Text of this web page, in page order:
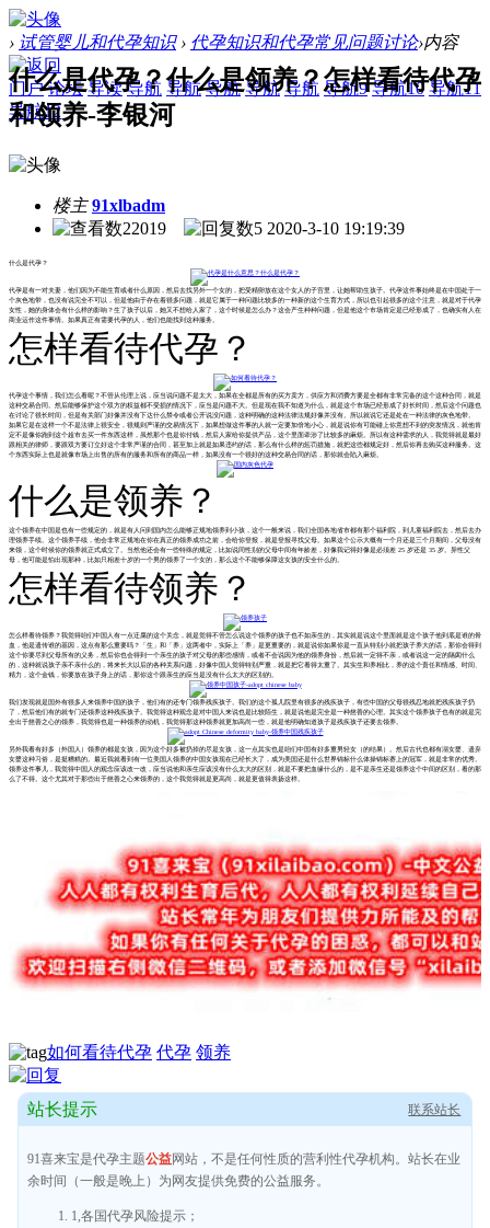
› 试管婴儿和代孕知识 › 代孕知识和代孕常见问题讨论›内容
门户 论坛 导读 导航 导航 导航 导航 导航 导航9 导航10 导航11
导航12
什么是代孕？什么是领养？怎样看待代孕
和领养-李银河
楼主 91xlbadm
22019
5 2020-3-10 19:19:39
什么是代孕？
代孕是有一对夫妻，他们因为不能生育或者什么原因，然后去找另外一个女的，把受精卵放在这个女人的子宫里，让她帮助生孩子。代孕这件事始终是在中国处于一
个灰色地带，也没有说完全不可以，但是他由于存在着很多问题，就是它属于一种问题比较多的一种新的这个生育方式，所以也引起很多的这个注意，就是对于代孕
女性，她的身体会有什么样的影响？生了孩子以后，她又不想给人家了，这个时候是怎么办？这会产生种种问题，但是他这个市场肯定是已经形成了，也确实有人在
商业运作这件事情。如果真正有需要代孕的人，他们也能找到这种服务。
怎样看待代孕？
代孕这个事情，我们怎么看呢？不管从伦理上说，应当说问题不是太大，如果在全都是所有的买方卖方，供应方和消费方要是全都有非常完备的这个这种合同，就是
这种交易合同。然后能够保护这个双方的权益都不受损的情况下，应当是问题不大。但是现在我不知道为什么，就是这个市场已经形成了好长时间，然后这个问题也
在讨论了很长时间，但是有关部门好像并没有下达什么禁令或者公开说没问题，这种明确的这种法律法规好像并没有。所以就说它还是处在一种法律的灰色地带。
如果它是在这样一个不是法律上很安全，很规则严谨的交易情况下，如果想做这件事的人就一定要加倍地小心，就是说你有可能碰上你意想不到的突发情况，就他肯
定不是像你跑到这个超市去买一件东西这样，虽然那个也是你付钱，然后人家给你提供产品，这个里面牵涉了比较多的麻烦。所以有这种需求的人，我觉得就是最好
跟相关的律师，要跟双方要订立好这个非常严谨的合同，甚至加上就是如果违约的话，那么有什么样的惩罚措施，就把这些都规定好，然后你再去购买这种服务。这
个东西实际上也是就像市场上出售的所有的服务和所有的商品一样，如果没有一个很好的这种交易合同的话，那你就会陷入麻烦。
什么是领养？
这个领养在中国是也有一些规定的，就是有人问到国内怎么能够正规地领养到小孩，这个一般来说，我们全国各地省市都有那个福利院，到儿童福利院去，然后去办
理领养手续。这个领养手续，他会非常正规地在你在真正的领养成功之前，会给你登报，就是登报寻找父母。如果这个公示大概有一个月还是三个月期间，父母没有
来领，这个时候你的领养就正式成立了。当然他还会有一些特殊的规定，比如说同性别的父母中间有年龄差，好像我记得好像是必须差 25 岁还是 35 岁。异性父
母，他可能是怕出现那种，比如只相差十岁的一个男的领养了一个女的，那么这个不能够保障这女孩的安全什么的。
怎样看待领养？
怎么样看待领养？我觉得咱们中国人有一点迂腐的这个关念，就是觉得不管怎么说这个领养的孩子也不如亲生的，其实就是说这个里面就是这个孩子他到底是谁的骨
血，他是遗传谁的基因，这点有那么重要吗？「生」和「养」这两者中，实际上「养」是更重要的，就是说你如果你是一直从特别小就把孩子养大的话，那你会得到
这个你要尽到父母所有的义务，然后你也会得到一个亲生的孩子对父母的那些感情，或者不会说因为他的领养身份，然后就一定得不亲，或者说这一定的隔阂什么
的，这种就说孩子亲不亲什么的，将来长大以后的各种关系问题，好像中国人觉得特别严重，就是把它看得太重了。其实生和养相比，养的这个责任和情感、时间、
精力，这个金钱，你要放在孩子身上的话，那你这个跟亲生的应当是没有什么太大的区别的。
我们发现就是国外有很多人来领养中国的孩子，他们有的还专门领养残疾孩子。我们的这个孤儿院里有很多的残疾孩子，有些中国的父母很残忍地就把残疾孩子扔
了，然后他们有的就专门还领养这种残疾孩子。我觉得这种观念是对中国人来说也是比较陌生，就是说他是完全是一种慈善的心理。其实这个领养孩子也有的就是完
全出于慈善之心的领养，我觉得也是一种领养的动机，我觉得那这种领养就更加高尚一些，就是他明确知道孩子是残疾孩子还要去领养。
另外我看有好多（外国人）领养的都是女孩，因为这个好多被扔掉的尽是女孩，这一点其实也是咱们中国有好多重男轻女（的结果）。然后古代也都有溺女婴、遗弃
女婴这种习俗，是挺糟糕的。最近我就看到有一位美国人领养的中国女孩现在已经长大了，成为美国还是什么世界锦标什么体操锦标赛上的冠军，就是非常的优秀。
领养这件事儿，我觉得中国人的观念应该改一改，应当说他和亲生应该没有什么太大的区别，就是不要把血缘什么的，是不是亲生还是领养这个中间的区别，看的那
么了不得。这个尤其对于那些出于慈善之心来领养的，这个我觉得就是更高尚，就是更值得表扬这样。
如何看待代孕 代孕 领养
站长提示
91喜来宝是代孕主题公益网站，不是任何性质的营利性代孕机构。站长在业
余时间（一般是晚上）为网友提供免费的公益服务。
1,各国代孕风险提示；
联系站长